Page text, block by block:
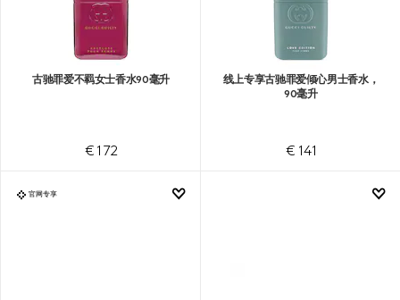
古驰罪爱不羁女士香水90毫升
€ 172
线上专享古驰罪爱倾心男士香水，
90毫升
€ 141
官网专享